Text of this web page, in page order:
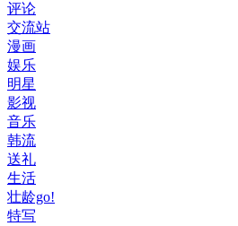
评论
交流站
漫画
娱乐
明星
影视
音乐
韩流
送礼
生活
壮龄go!
特写